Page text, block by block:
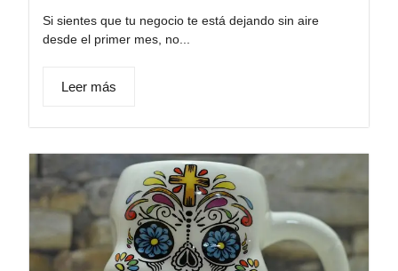
Si sientes que tu negocio te está dejando sin aire
desde el primer mes, no...
Leer más